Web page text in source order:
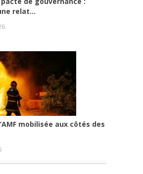
relat...
mobilisée aux côtés des